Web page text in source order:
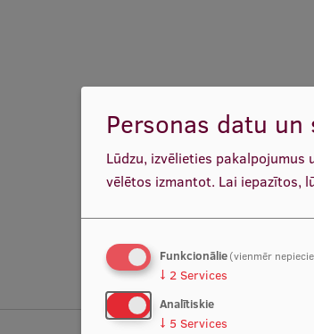
Personas datu
Lūdzu, izvēlieties
vēlētos izmantot. Lai iepazītos,
Funkcionālie(vienmēr
↓ 2 Services
Analītiskie
↓ 5 Services